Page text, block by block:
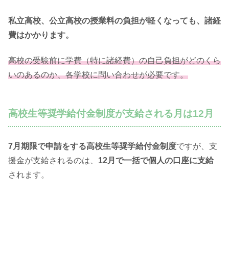
私立高校、公立高校の授業料の負担が軽くなっても、諸経
費はかかります。
高校の受験前に学費（特に諸経費）の自己負担がどのくら
いのあるのか、各学校に問い合わせが必要です。
高校生等奨学給付金制度が支給される月は12月
7月期限で申請をする高校生等奨学給付金制度ですが、支
援金が支給されるのは、 12月で一括で個人の口座に支給
されます。